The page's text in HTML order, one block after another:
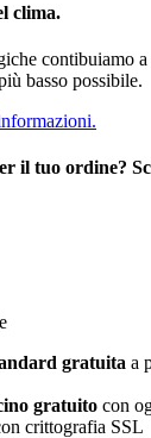
clima.
contibuiamo
basso possibile.
il tuo ordine?
gratuita a
gratuito con
crittografia SSL